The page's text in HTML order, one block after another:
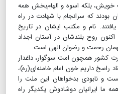
خویش، بلکه اسوه و الهام‌بخش همه
بودند که سرانجام با شهادت در راه
نام و مکتب ایشان در تاریخ
روح بلندشان در آستان اجداد
رحمت و رضوان الهی است.
کشور همچون امت سوگوار، داغدار
راسخ داریم خون امام خامنه‌ای(ره)،
و نابودی بدخواهان این ملت را
ما ایرانیان دوشادوش یکدیگر راه